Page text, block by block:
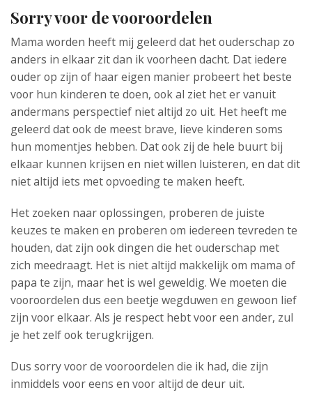
Sorry voor de vooroordelen
Mama worden heeft mij geleerd dat het ouderschap zo
anders in elkaar zit dan ik voorheen dacht. Dat iedere
ouder op zijn of haar eigen manier probeert het beste
voor hun kinderen te doen, ook al ziet het er vanuit
andermans perspectief niet altijd zo uit. Het heeft me
geleerd dat ook de meest brave, lieve kinderen soms
hun momentjes hebben. Dat ook zij de hele buurt bij
elkaar kunnen krijsen en niet willen luisteren, en dat dit
niet altijd iets met opvoeding te maken heeft.
Het zoeken naar oplossingen, proberen de juiste
keuzes te maken en proberen om iedereen tevreden te
houden, dat zijn ook dingen die het ouderschap met
zich meedraagt. Het is niet altijd makkelijk om mama of
papa te zijn, maar het is wel geweldig. We moeten die
vooroordelen dus een beetje wegduwen en gewoon lief
zijn voor elkaar. Als je respect hebt voor een ander, zul
je het zelf ook terugkrijgen.
Dus sorry voor de vooroordelen die ik had, die zijn
inmiddels voor eens en voor altijd de deur uit.